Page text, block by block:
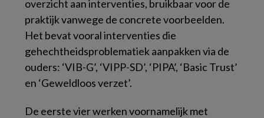
overzicht aan interventies, bruikbaar voor de
praktijk vanwege de concrete voorbeelden.
Het bevat vooral interventies die
gehechtheidsproblematiek aanpakken via de
ouders: ‘VIB-G’, ‘VIPP-SD’, ‘PIPA’, ‘Basic Trust’
en ‘Geweldloos verzet’.
De eerste vier werken voornamelijk met